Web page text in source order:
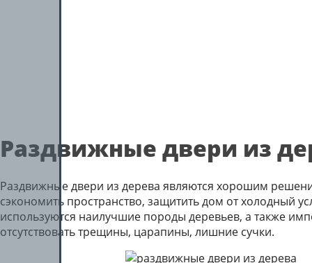
Раздвижные двери из
Раздвижные двери из дерева являются хорошим
сэкономить пространство, защитить дом от холодный
используются наилучшие породы деревьев, а также
отсутствовать трещины, царапины, лишние сучки.